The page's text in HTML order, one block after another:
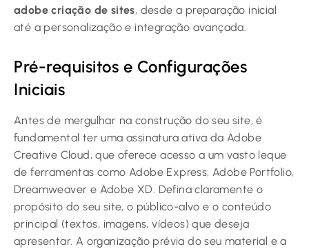
adobe criação de sites, desde a preparação inicial
até a personalização e integração avançada.
Pré-requisitos e Configurações
Iniciais
Antes de mergulhar na construção do seu site, é
fundamental ter uma assinatura ativa da Adobe
Creative Cloud, que oferece acesso a um vasto leque
de ferramentas como Adobe Express, Adobe Portfolio,
Dreamweaver e Adobe XD. Defina claramente o
propósito do seu site, o público-alvo e o conteúdo
principal (textos, imagens, vídeos) que deseja
apresentar. A organização prévia do seu material e a